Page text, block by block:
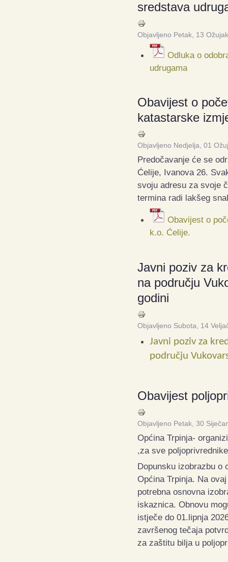
sredstava
Objavljeno Petak, 13
Odluka o
udrugama
Obavijest o
katastarske
Objavljeno Nedjelja, 01
Predočavanje će se
Ćelije, Ivanova 26.
svoju adresu za svoje
termina radi lakšeg
Obavijest o
k.o. Ćelije.
Javni poziv za
na području
godini
Objavljeno Subota, 14
Javni poziv za
području
Obavijest
Objavljeno Petak, 30
Općina Trpinja-
,za sve
Dopunsku izobrazbu o
Općina Trpinja. Na
potrebna osnovna
iskaznica. Obnovu
istječe do 01.lipnja
završenog tečaja
za zaštitu bilja u